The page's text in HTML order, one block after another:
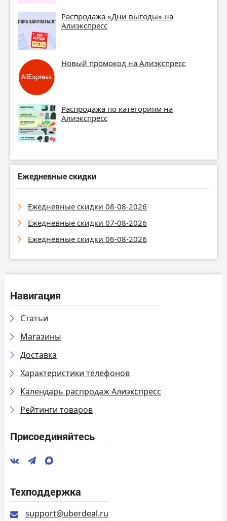
Распродажа «Дни выгоды» на
Алиэкспресс
Новый промокод на Алиэкспресс
Распродажа по категориям на
Алиэкспресс
Ежедневные скидки
Ежедневные скидки 08-08-2026
Ежедневные скидки 07-08-2026
Ежедневные скидки 06-08-2026
Навигация
Статьи
Магазины
Доставка
Характеристики телефонов
Календарь распродаж Алиэкспресс
Рейтинги товаров
Присоединяйтесь
Техподдержка
support@uberdeal.ru